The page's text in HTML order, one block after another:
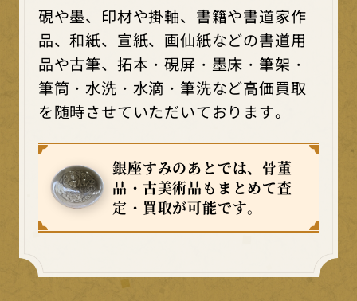
硯や墨、印材や掛軸、書籍や書道家作
品、和紙、宣紙、画仙紙などの書道用
品や古筆、拓本・硯屏・墨床・筆架・
筆筒・水洗・水滴・筆洗など高価買取
を随時させていただいております。
銀座すみのあとでは、骨董
品・古美術品もまとめて査
定・買取が可能です。